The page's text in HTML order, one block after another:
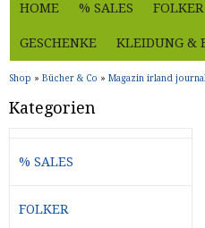
HOME % SALES FOLKER
GESCHENKE KLEIDUNG &
Shop » Bücher & Co » Magazin irland journal
Kategorien
% SALES
FOLKER